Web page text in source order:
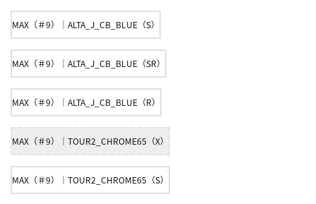
MAX（＃9）｜ALTA_J_CB_BLUE（S）
MAX（＃9）｜ALTA_J_CB_BLUE（SR）
MAX（＃9）｜ALTA_J_CB_BLUE（R）
MAX（＃9）｜TOUR2_CHROME65（X）
MAX（＃9）｜TOUR2_CHROME65（S）